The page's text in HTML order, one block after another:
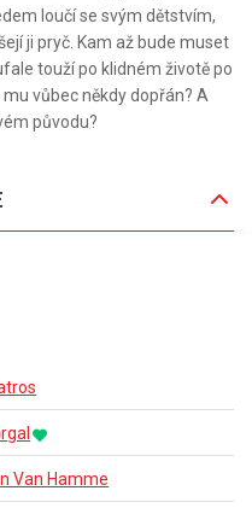
loučí se svým dětstvím,
ji pryč. Kam až bude muset
touží po klidném životě po
vůbec někdy dopřán? A
původu?
Van Hamme